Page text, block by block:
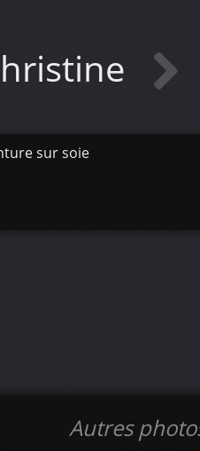
sur soie
Autres